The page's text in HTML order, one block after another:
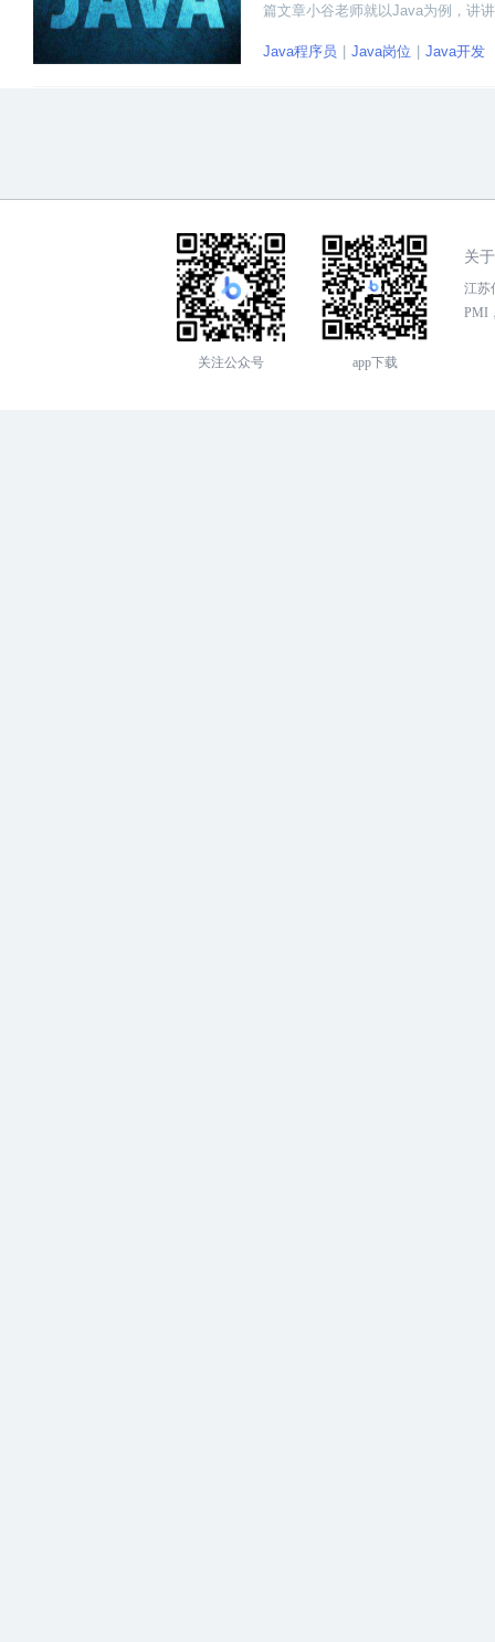
篇文章小谷老师就以Java为例，讲
Java程序员
Java岗位 Java开发
关注公众号 app下载
关
江苏
PMI